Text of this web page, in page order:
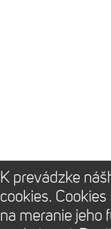
K prevádzke
cookies.
na meranie jeho